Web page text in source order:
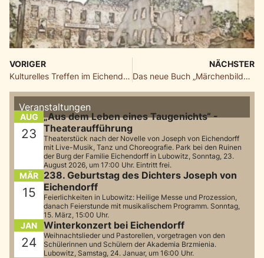
VORIGER
Kulturelles Treffen im Eichendorff-Zentrum
NÄCHSTER
Das neue Buch „Märchenbilder“ von Julia Küßwetter jetzt erhältlich
Veranstaltungen
AUG
23
„Aus dem Leben eines Taugenichts“ -
Theateraufführung
Theaterstück nach der Novelle von Joseph von Eichendorff
mit Live-Musik, Tanz und Choreografie. Park bei den Ruinen
der Burg der Familie Eichendorff in Lubowitz, Sonntag, 23.
August 2026, um 17:00 Uhr. Eintritt frei.
MÄR
15
238. Geburtstag des Dichters Joseph von
Eichendorff
Feierlichkeiten in Lubowitz: Heilige Messe und Prozession,
danach Feierstunde mit musikalischem Programm. Sonntag,
15. März, 15:00 Uhr.
JAN
24
Winterkonzert bei Eichendorff
Weihnachtslieder und Pastorellen, vorgetragen von den
Schülerinnen und Schülern der Akademia Brzmienia.
Lubowitz, Samstag, 24. Januar, um 16:00 Uhr.